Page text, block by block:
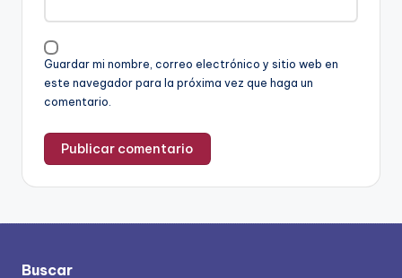
Guardar mi nombre, correo electrónico y sitio web en
este navegador para la próxima vez que haga un
comentario.
Buscar